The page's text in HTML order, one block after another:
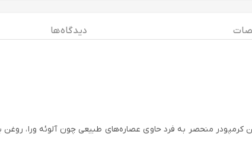
دیدگاه ها
این کرمپودر منحصر به فرد حاوی عصاره‌های طبیعی چون آلوئه